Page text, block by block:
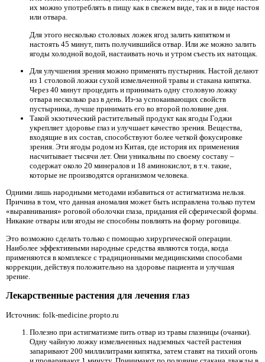
их можно употреблять в пищу как в свежем виде, так и в виде настоя
или отвара.
Для этого несколько столовых ложек ягод залить кипятком и
настоять 45 минут, пить получившийся отвар. Или же можно залить
ягоды холодной водой, настаивать ночь и утром съесть их натощак.
Для улучшения зрения можно применять пустырник. Настой делают
из 1 столовой ложки сухой измельченной травы и стакана кипятка.
Через 40 минут процедить и принимать одну столовую ложку
отвара несколько раз в день. Из-за успокаивающих свойств
пустырника, лучше принимать его во второй половине дня.
Такой экзотический растительный продукт как ягоды Годжи
укрепляет здоровье глаз и улучшает качество зрения. Вещества,
входящие в их состав, способствуют более четкой фокусировке
зрения. Эти ягоды родом из Китая, где история их применения
насчитывает тысячи лет. Они уникальны по своему составу –
содержат около 20 минералов и 18 аминокислот, в т.ч. такие,
которые не производятся организмом человека.
Одними лишь народными методами избавиться от астигматизма нельзя.
Причина в том, что данная аномалия может быть исправлена только путем
«выравнивания» роговой оболочки глаза, придания ей сферической формы.
Никакие отвары или ягоды не способны повлиять на форму роговицы.
Это возможно сделать только с помощью хирургической операции.
Наиболее эффективными народные средства являются тогда, когда
применяются в комплексе с традиционными медицинскими способами
коррекции, действуя положительно на здоровье пациента и улучшая
зрение.
Лекарственные растения для лечения глаз
Источник: folk-medicine.propto.ru
Полезно при астигматизме пить отвар из травы глазницы (очанки).
Одну чайную ложку измельченных надземных частей растения
запаривают 200 миллилитрами кипятка, затем ставят на тихий огонь